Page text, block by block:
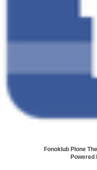
Fonoklub Plone
Powered